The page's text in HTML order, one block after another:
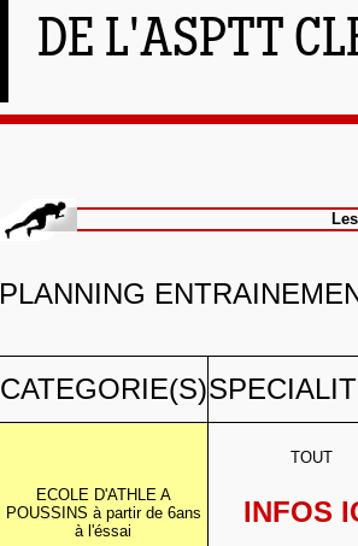
DE L'ASPTT
Les
PLANNING
CATEGORIE(S)
ECOLE D'ATHLE A
POUSSINS à partir de 6ans
à l'éssai
TOUT
INFOS